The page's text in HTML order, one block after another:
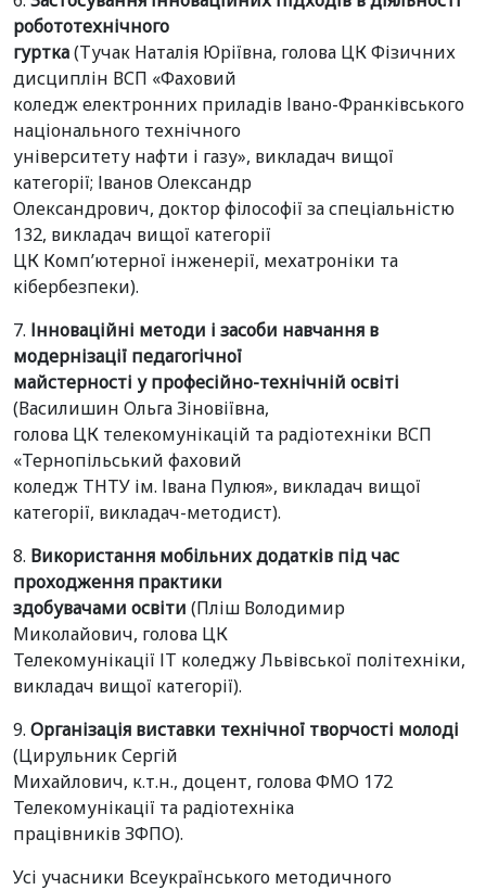
робототехнічного
гуртка(Тучак Наталія Юріївна, голова ЦК Фізичних
дисциплін ВСП «Фаховий
коледж електронних приладів Івано-Франківського
національного технічного
університету нафти і газу», викладач вищої
категорії; Іванов Олександр
Олександрович, доктор філософії за спеціальністю
132, викладач вищої категорії
ЦК Комп’ютерної інженерії, мехатроніки та
кібербезпеки).
7. Інноваційні методи і засоби навчання в
модернізації педагогічної
майстерності у професійно-технічній освіті
(Василишин Ольга Зіновіївна,
голова ЦК телекомунікацій та радіотехніки ВСП
«Тернопільський фаховий
коледж ТНТУ ім. Івана Пулюя», викладач вищої
категорії, викладач-методист).
8. Використання мобільних додатків під час
проходження практики
здобувачами освіти (Пліш Володимир
Миколайович, голова ЦК
Телекомунікації ІТ коледжу Львівської політехніки,
викладач вищої категорії).
9. Організація виставки технічної творчості молоді
(Цирульник Сергій
Михайлович, к.т.н., доцент, голова ФМО 172
Телекомунікації та радіотехніка
працівників ЗФПО).
Усі учасники Всеукраїнського методичного